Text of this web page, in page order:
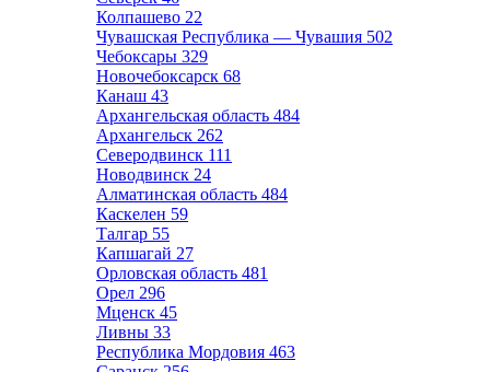
Колпашево 22
Чувашская Республика — Чувашия 502
Чебоксары 329
Новочебоксарск 68
Канаш 43
Архангельская область 484
Архангельск 262
Северодвинск 111
Новодвинск 24
Алматинская область 484
Каскелен 59
Талгар 55
Капшагай 27
Орловская область 481
Орел 296
Мценск 45
Ливны 33
Республика Мордовия 463